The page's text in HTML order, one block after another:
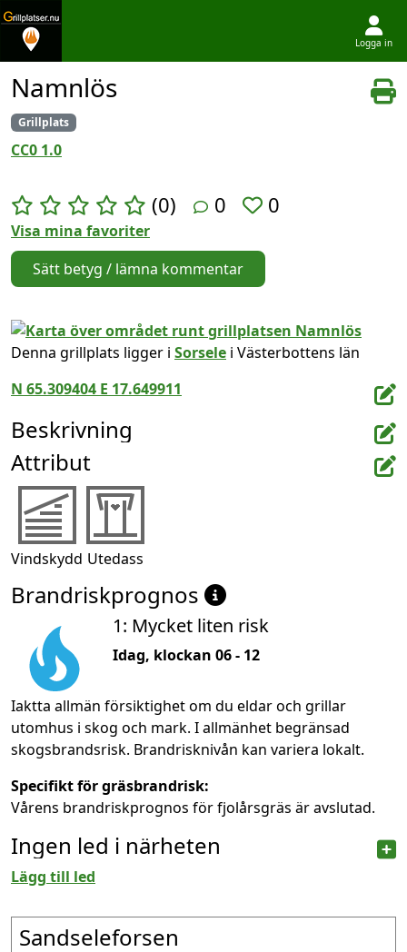
Logga in
Namnlös
Grillplats
CC0 1.0
(0) 0 0
Visa mina favoriter
Sätt betyg / lämna kommentar
Denna grillplats ligger i Sorsele i Västerbottens län
N 65.309404 E 17.649911
Beskrivning
Attribut
Vindskydd Utedass
Brandriskprognos
1: Mycket liten risk
Idag, klockan 06 - 12
Iaktta allmän försiktighet om du eldar och grillar
utomhus i skog och mark. I allmänhet begränsad
skogsbrandsrisk. Brandrisknivån kan variera lokalt.
Specifikt för gräsbrandrisk:
Vårens brandriskprognos för fjolårsgräs är avslutad.
Ingen led i närheten
Lägg till led
Sandseleforsen